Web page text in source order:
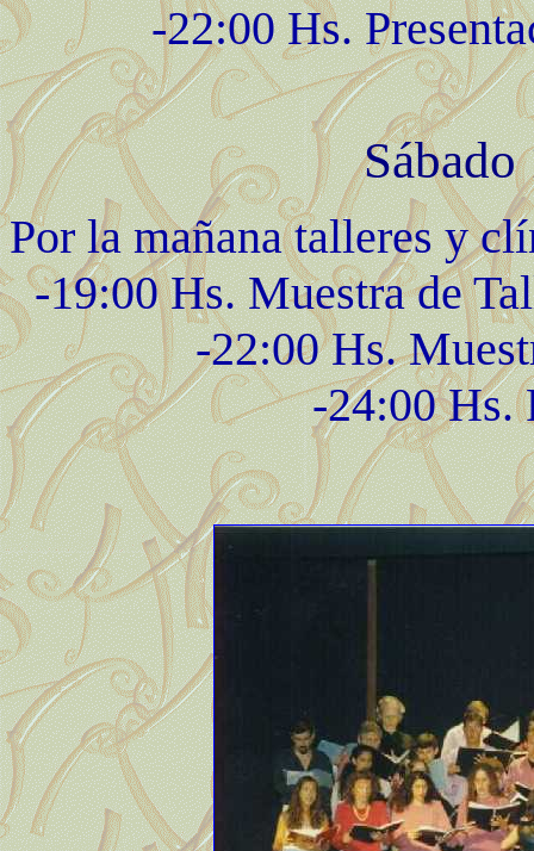
-22:00 Hs.
Por la mañana talleres y
-19:00 Hs. Muestra de
-22:00 Hs.
-24:00 Hs.